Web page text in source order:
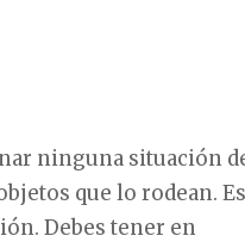
ninguna situación
que lo rodean. Es
Debes tener en